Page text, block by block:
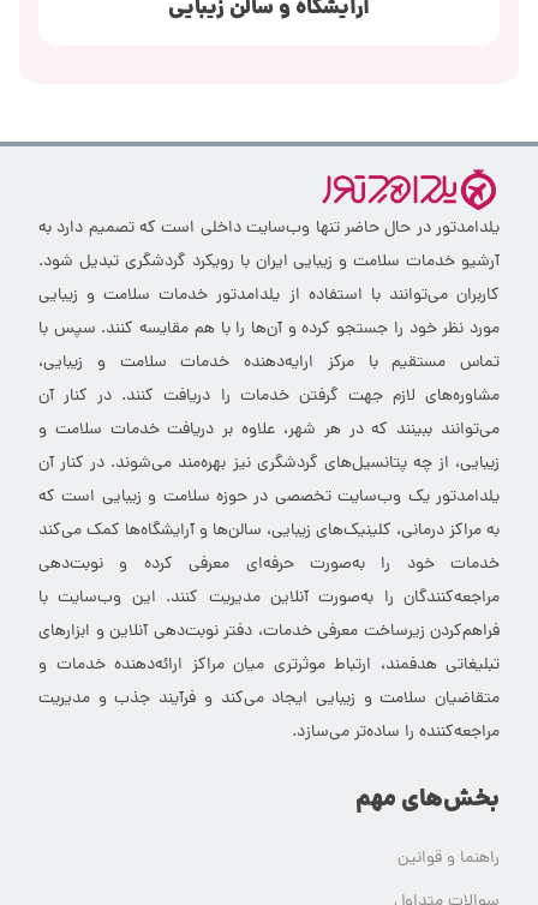
آرایشگاه و سالن زیبایی
یلدامدتور در حال حاضر تنها وب‌سایت داخلی است که تصمیم دارد به
آرشیو خدمات سلامت و زیبایی ایران با رویکرد گردشگری تبدیل شود.
کاربران می‌توانند با استفاده از یلدامدتور خدمات سلامت و زیبایی
مورد نظر خود را جستجو کرده و آن‌ها را با هم مقایسه کنند. سپس با
تماس مستقیم با مرکز ارایه‌دهنده خدمات سلامت و زیبایی،
مشاوره‌های لازم جهت گرفتن خدمات را دریافت کنند. در کنار آن
می‌توانند ببینند که در هر شهر، علاوه بر دریافت خدمات سلامت و
زیبایی، از چه پتانسیل‌های گردشگری نیز بهره‌مند می‌شوند. در کنار آن
یلدامدتور یک وب‌سایت تخصصی در حوزه سلامت و زیبایی است که
به مراکز درمانی، کلینیک‌های زیبایی، سالن‌ها و آرایشگاه‌ها کمک می‌کند
خدمات خود را به‌صورت حرفه‌ای معرفی کرده و نوبت‌دهی
مراجعه‌کنندگان را به‌صورت آنلاین مدیریت کنند. این وب‌سایت با
فراهم‌کردن زیرساخت معرفی خدمات، دفتر نوبت‌دهی آنلاین و ابزارهای
تبلیغاتی هدفمند، ارتباط موثرتری میان مراکز ارائه‌دهنده خدمات و
متقاضیان سلامت و زیبایی ایجاد می‌کند و فرآیند جذب و مدیریت
مراجعه‌کننده را ساده‌تر می‌سازد.
بخش‌های مهم
راهنما و قوانین